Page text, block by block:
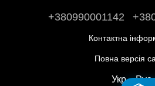
+380990001142
Контактна
Повна версія
Укр Рус